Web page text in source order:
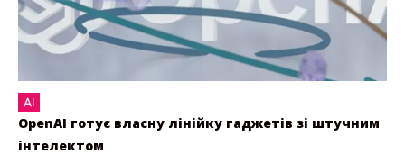
AI
OpenAI готує власну лінійку гаджетів зі штучним
інтелектом